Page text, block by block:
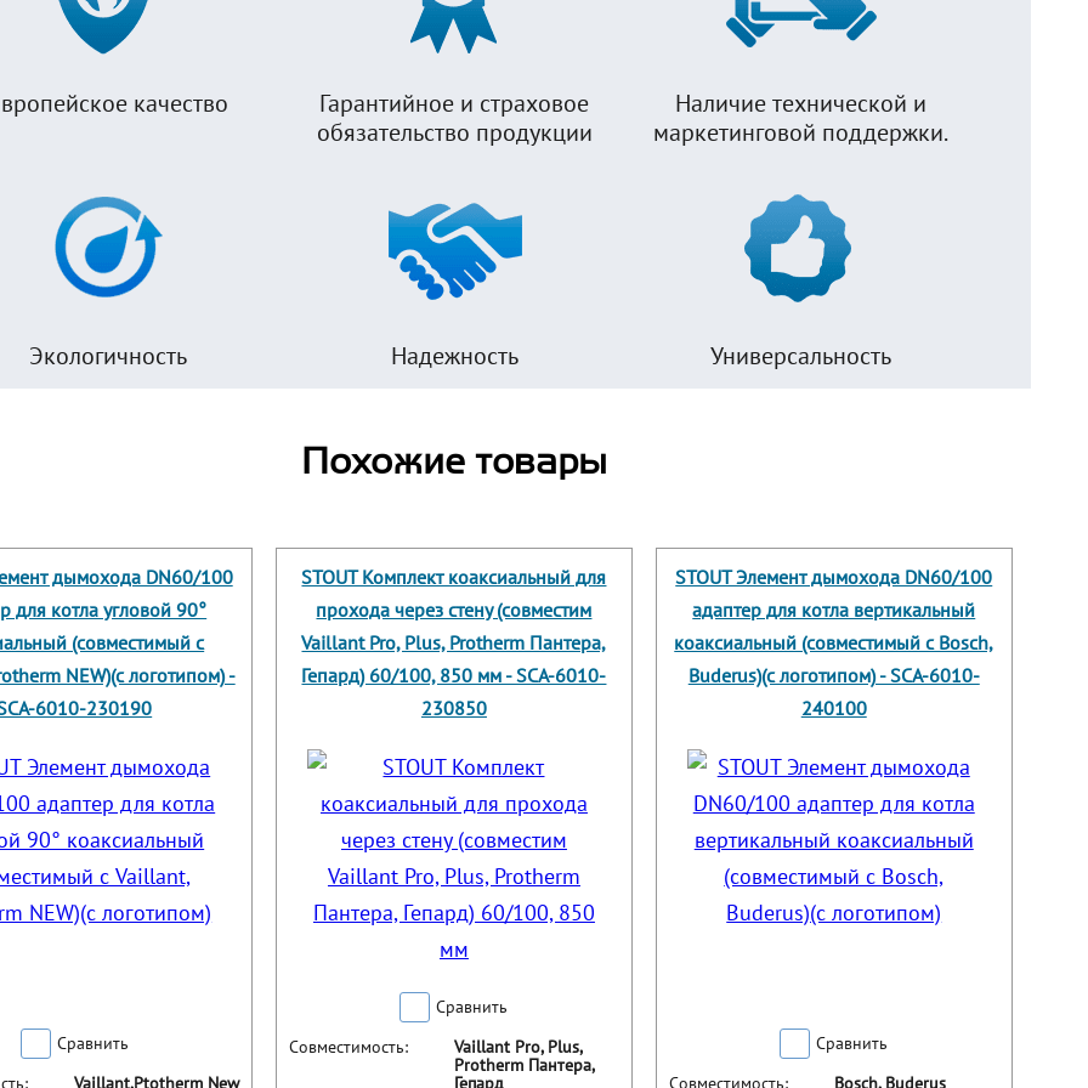
качество
Гарантийное и страховое
обязательство продукции
Наличие технической и
маркетинговой поддержки.
Экологичность Надежность Универсальность
Похожие товары
дымохода DN60/100
для котла угловой 90°
(совместимый с
NEW)(с логотипом) -
6010-230190
Сравнить
STOUT Комплект коаксиальный для
прохода через стену (совместим
Vaillant Pro, Plus, Protherm Пантера,
Гепард) 60/100, 850 мм - SCA-6010-
230850
Сравнить
Совместимость:
Vaillant Pro, Plus,
Protherm Пантера,
STOUT Элемент дымохода DN60/100
адаптер для котла вертикальный
коаксиальный (совместимый с Bosch,
Buderus)(с логотипом) - SCA-6010-
240100
Сравнить